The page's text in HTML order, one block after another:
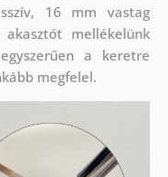
16 mm vastag
mellékelünk
a keretre
megfelel.